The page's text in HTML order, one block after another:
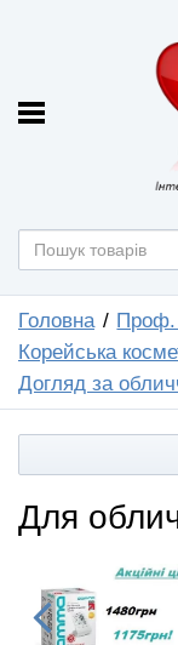
Головна
Проф.
Корейська
Догляд за
Для